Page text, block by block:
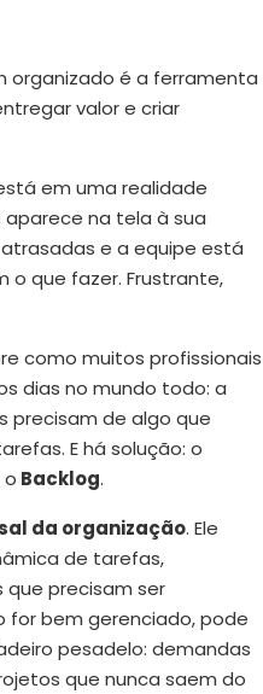
organizado é a ferramenta
valor e criar
em uma realidade
na tela à sua
e a equipe está
o que fazer. Frustrante,
como muitos profissionais
dias no mundo todo: a
precisam de algo que
E há solução: o
o Backlog.
da organização. Ele
de tarefas,
que precisam ser
for bem gerenciado, pode
pesadelo: demandas
que nunca saem do